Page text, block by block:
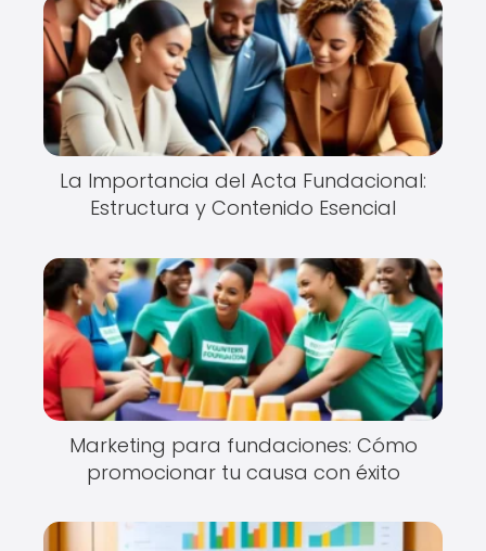
La Importancia del Acta Fundacional:
Estructura y Contenido Esencial
Marketing para fundaciones: Cómo
promocionar tu causa con éxito